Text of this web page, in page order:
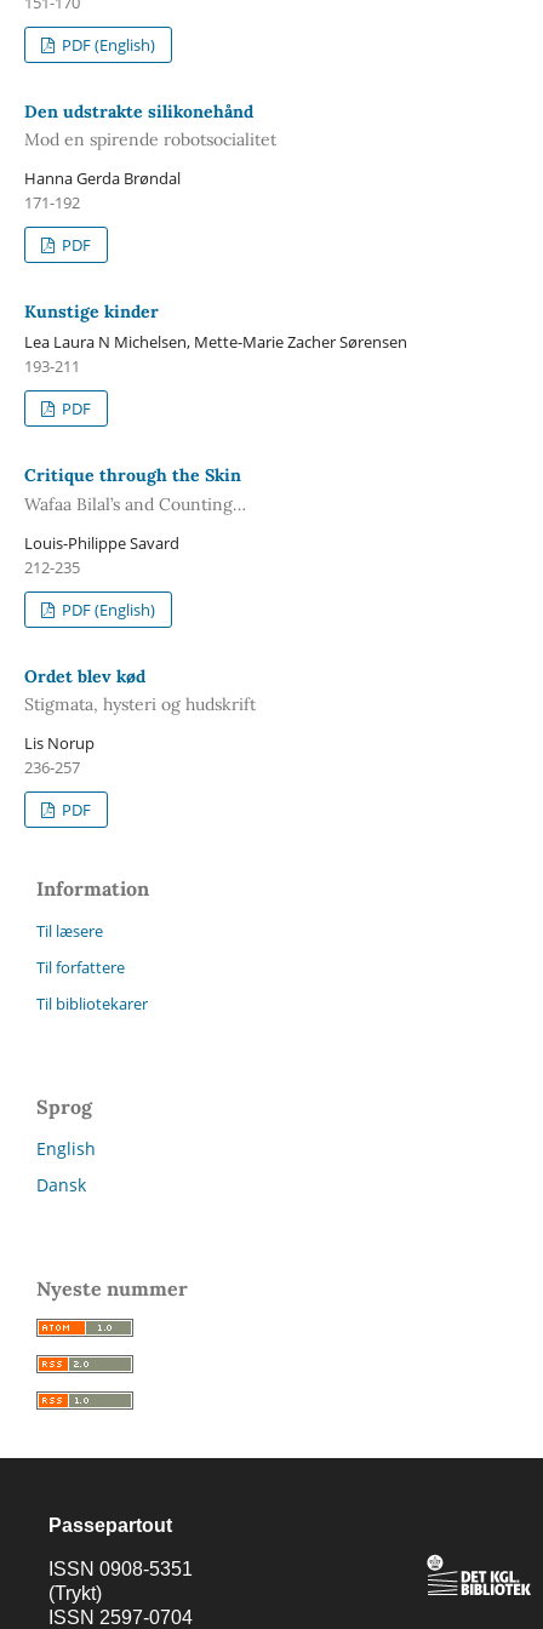
PDF (English)
Den udstrakte silikonehånd
Mod en spirende robotsocialitet
Hanna Gerda Brøndal
171-192
PDF
Kunstige kinder
Lea Laura N Michelsen, Mette-Marie Zacher Sørensen
193-211
PDF
Critique through the Skin
Wafaa Bilal’s and Counting…
Louis-Philippe Savard
212-235
PDF (English)
Ordet blev kød
Stigmata, hysteri og hudskrift
Lis Norup
236-257
PDF
Information
Til læsere
Til forfattere
Til bibliotekarer
Sprog
English
Dansk
Nyeste nummer
Passepartout
ISSN 0908-5351
(Trykt)
ISSN 2597-0704